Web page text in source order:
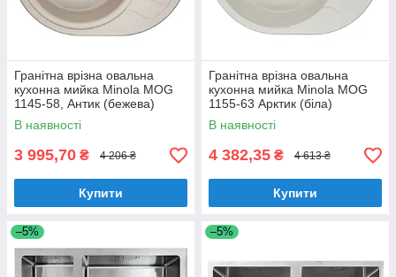
Гранітна врізна овальна
кухонна мийка Minola MOG
1145-58, Антик (бежева)
В наявності
3 995,70 ₴ 4 206 ₴
Купити
Гранітна врізна овальна
кухонна мийка Minola MOG
1155-63 Арктик (біла)
В наявності
4 382,35 ₴ 4 613 ₴
Купити
–5% –5%